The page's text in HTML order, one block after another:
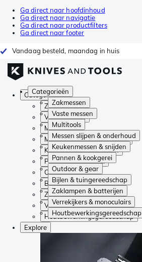
Ga direct naar hoofdinhoud
Ga direct naar navigatie
Ga direct naar productfilters
Ga direct naar footer
Vandaag besteld, maandag in huis
Categorieën
Zakmessen
Vaste messen
Multitools
Messen slijpen & onderhoud
Keukenmessen & snijden
Pannen & kookgerei
Outdoor & gear
Bijlen & tuingereedschap
Zaklampen & batterijen
Verrekijkers & monoculairs
Houtbewerkingsgereedschap
Categorieën
Zakmessen
Vaste messen
Multitools
Messen slijpen & onderhoud
Keukenmessen & snijden
Pannen & kookgerei
Outdoor & gear
Bijlen & tuingereedschap
Zaklampen & batterijen
Verrekijkers & monoculairs
Houtbewerkingsgereedschap
Explore